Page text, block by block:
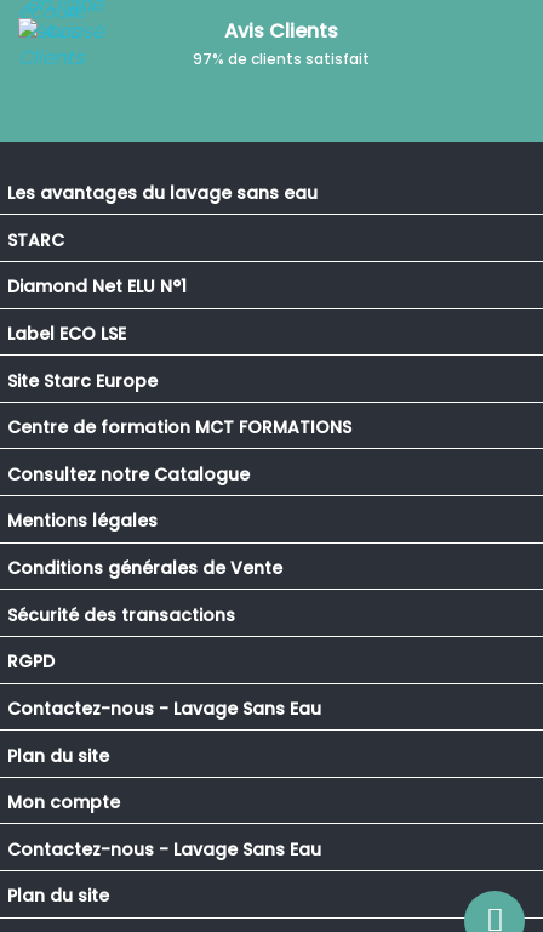
Avis Clients
97% de clients satisfait
Les avantages du lavage sans eau
STARC
Diamond Net ELU N°1
Label ECO LSE
Site Starc Europe
Centre de formation MCT FORMATIONS
Consultez notre Catalogue
Mentions légales
Conditions générales de Vente
Sécurité des transactions
RGPD
Contactez-nous - Lavage Sans Eau
Plan du site
Mon compte
Contactez-nous - Lavage Sans Eau
Plan du site